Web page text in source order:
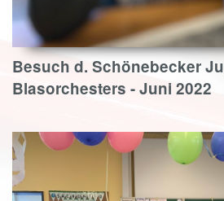
Besuch d. Schönebecker
Blasorchesters - Juni 2022